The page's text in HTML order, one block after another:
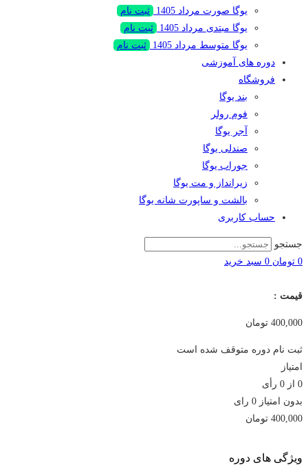
یوگا صورت مرداد 1405
ثبت نام
یوگا مبتدی مرداد 1405
ثبت نام
یوگا متوسط مرداد 1405
ثبت نام
دوره های آموزشی
فروشگاه
بند یوگا
فوم رولر
آجر یوگا
صندلی یوگا
جوراب یوگا
زیرانداز و مت یوگا
بالشت و ساپورت شانه یوگا
حساب کاربری
جستجو
0 تومان 0 سبد خريد
قیمت :
400,000 تومان
ثبت نام دوره متوقف شده است
امتیاز
0 از 0 رأی
بدون امتیاز 0 رای
400,000 تومان
ویژگی های دوره